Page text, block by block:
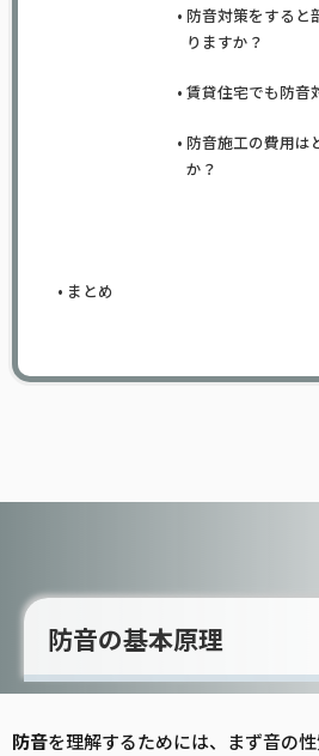
防音対策をすると
りますか？
賃貸住宅でも防音
防音施工の費用は
か？
まとめ
防音の基本原理
防音を理解するためには、まず音の